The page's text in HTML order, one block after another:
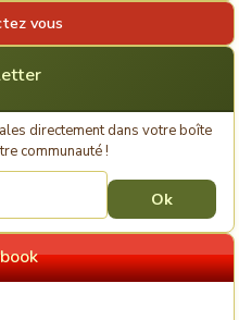
vous
directement dans votre boîte
communauté !